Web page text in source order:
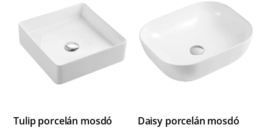
Tulip porcelán mosdó Daisy porcelán mosdó